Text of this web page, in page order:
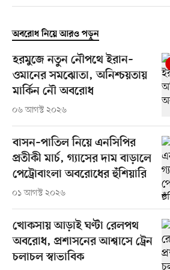
অবরোধ নিয়ে আরও পড়ুন
হরমুজে নতুন নৌপথে ইরান–
ওমানের সমঝোতা, অনিশ্চয়তায়
মার্কিন নৌ অবরোধ
০৬ আগস্ট ২০২৬
বাসন–পাতিল নিয়ে এনসিপির
প্রতীকী মার্চ, গ্যাসের দাম বাড়ালে
পেট্রোবাংলা অবরোধের হুঁশিয়ারি
০১ আগস্ট ২০২৬
খোকসায় আড়াই ঘণ্টা রেলপথ
অবরোধ, প্রশাসনের আশ্বাসে ট্রেন
চলাচল স্বাভাবিক